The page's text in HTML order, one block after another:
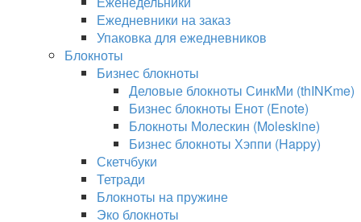
Ежедневники на заказ
Упаковка для ежедневников
Блокноты
Бизнес блокноты
Деловые блокноты СинкМи (thINKme)
Бизнес блокноты Енот (Enote)
Блокноты Молескин (Moleskine)
Бизнес блокноты Хэппи (Happy)
Скетчбуки
Тетради
Блокноты на пружине
Эко блокноты